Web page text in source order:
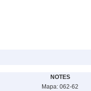
NOTES
Mapa: 062-62